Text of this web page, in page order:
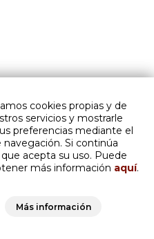
cookies propias y de
servicios y mostrarle
preferencias mediante el
navegación. Si continúa
acepta su uso. Puede
más información aquí.
Más información